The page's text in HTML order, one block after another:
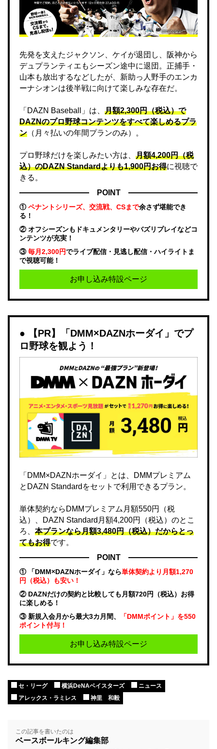
先発を支えたジャクソン、ケイが退団し、阪神から
デュプランティエもシーズン途中に退団。正捕手・
山本も放出するなどしたが、新助っ人野手のエンカ
ーナシオンは後半戦に向けて楽しみな存在だ。
「DAZN Baseball」は、 月額2,300円（税込）で
DAZNのプロ野球コンテンツをすべて楽しめるプラ
ン （月々払いの年間プランのみ）。
プロ野球だけを楽しみたい方は、 月額4,200円（税
込）のDAZN Standard​よりも1,900円お得に視聴で
きる。
POINT
①ペナントシリーズ、交流戦、CSまで余さず堪能でき
る！
② オフシーズンもドキュメンタリーやバズリプレイなどコ
ンテンツが充実！
③毎月2,300円でライブ配信・見逃し配信・ハイライトま
で視聴可能！
お申し込み特設ページ
【PR】「DMM×DAZNホーダイ」でプ
ロ野球を観よう！
「DMM×DAZNホーダイ」とは、DMMプレミアム
とDAZN Standardをセットで利用できるプラン。
単体契約ならDMMプレミアム月額550円（税
込）、DAZN Standard月額4,200円（税込）のとこ
ろ、 本プランなら月額3,480円（税込）だからとっ
てもお得です。
POINT
① 「DMM×DAZNホーダイ」なら単体契約より月額1,270
円（税込）も安い！
② DAZNだけの契約と比較しても月額720円（税込）お得
に楽しめる！
③ 新規入会月から最大3カ月間、
「DMMポイント」を550
ポイント付与！
お申し込み特設ページ
セ・リーグ 横浜DeNAベイスターズ
ニュース
アレックス・ラミレス
神里 和毅
この記事を書いたのは
ベースボールキング編集部